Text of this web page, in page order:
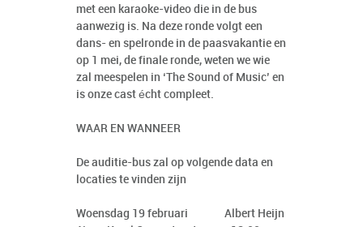
met een karaoke-video die in de bus
aanwezig is. Na deze ronde volgt een
dans- en spelronde in de paasvakantie en
op 1 mei, de finale ronde, weten we wie
zal meespelen in ‘The Sound of Music’ en
is onze cast écht compleet.
WAAR EN WANNEER
De auditie-bus zal op volgende data en
locaties te vinden zijn
Woensdag 19 februari Albert Heijn